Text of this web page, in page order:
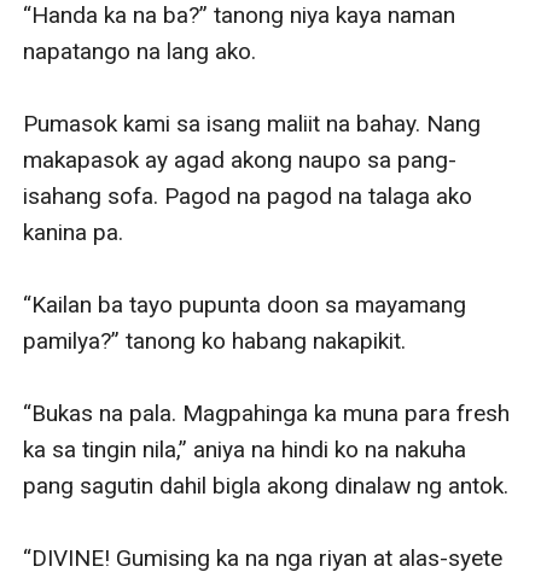
“Handa ka na ba?” tanong niya kaya naman
napatango na lang ako.
Pumasok kami sa isang maliit na bahay. Nang
makapasok ay agad akong naupo sa pang-
isahang sofa. Pagod na pagod na talaga ako
kanina pa.
“Kailan ba tayo pupunta doon sa mayamang
pamilya?” tanong ko habang nakapikit.
“Bukas na pala. Magpahinga ka muna para fresh
ka sa tingin nila,” aniya na hindi ko na nakuha
pang sagutin dahil bigla akong dinalaw ng antok.
“DIVINE! Gumising ka na nga riyan at alas-syete